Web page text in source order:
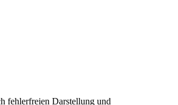
fehlerfreien Darstellung und